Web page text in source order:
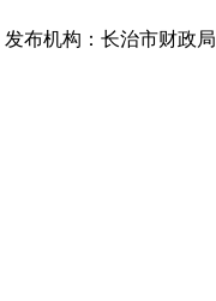
布机构：长治市财政局